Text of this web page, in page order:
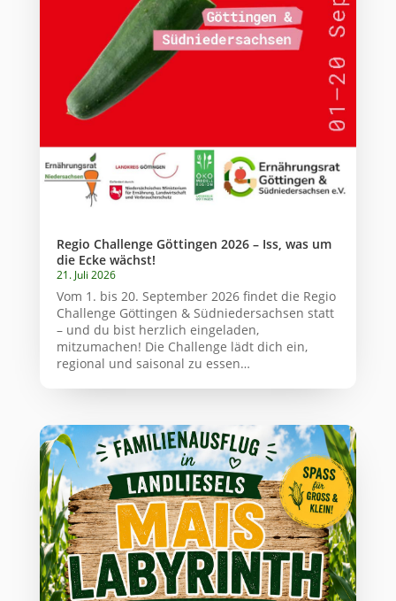
Regio Challenge Göttingen 2026 – Iss, was um
die Ecke wächst!
21. Juli 2026
Vom 1. bis 20. September 2026 findet die Regio
Challenge Göttingen & Südniedersachsen statt
– und du bist herzlich eingeladen,
mitzumachen! Die Challenge lädt dich ein,
regional und saisonal zu essen…